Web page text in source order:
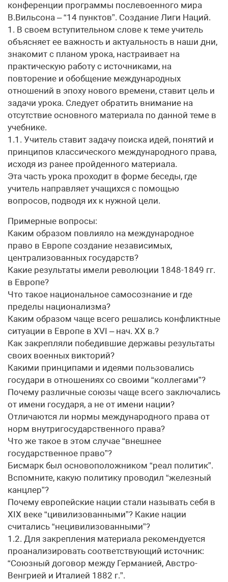
конференции программы послевоенного мира
В.Вильсона – “14 пунктов”. Создание Лиги Наций.
1. В своем вступительном слове к теме учитель
объясняет ее важность и актуальность в наши дни,
знакомит с планом урока, настраивает на
практическую работу с источниками, на
повторение и обобщение международных
отношений в эпоху нового времени, ставит цель и
задачи урока. Следует обратить внимание на
отсутствие основного материала по данной теме в
учебнике.
1.1. Учитель ставит задачу поиска идей, понятий и
принципов классического международного права,
исходя из ранее пройденного материала.
Эта часть урока проходит в форме беседы, где
учитель направляет учащихся с помощью
вопросов, подводя их к нужной цели.
Примерные вопросы:
Каким образом повлияло на международное
право в Европе создание независимых,
централизованных государств?
Какие результаты имели революции 1848-1849 гг.
в Европе?
Что такое национальное самосознание и где
пределы национализма?
Каким образом чаще всего решались конфликтные
ситуации в Европе в XVI – нач. XX в.?
Как закрепляли победившие державы результаты
своих военных викторий?
Какими принципами и идеями пользовались
государи в отношениях со своими “коллегами”?
Почему различные союзы чаще всего заключались
от имени государя, а не от имени нации?
Отличаются ли нормы международного права от
норм внутригосударственного права?
Что же такое в этом случае “внешнее
государственное право”?
Бисмарк был основоположником “реал политик”.
Вспомните, какую политику проводил “железный
канцлер”?
Почему европейские нации стали называть себя в
XIX веке “цивилизованными”? Какие нации
считались “нецивилизованными”?
1.2. Для закрепления материала рекомендуется
проанализировать соответствующий источник:
“Союзный договор между Германией, Австро-
Венгрией и Италией 1882 г.”.